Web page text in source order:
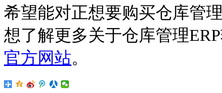
希望能对正想要购买仓库管
想了解更多关于仓库管理
官方网站。